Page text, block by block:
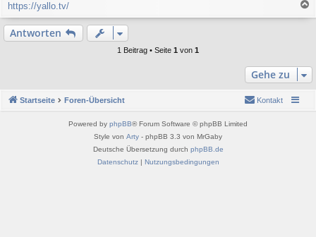
https://yallo.tv/
a
n
Antworten
1 Beitrag • Seite 1 von 1
Gehe zu
Startseite Foren-Übersicht Kontakt
Powered by phpBB® Forum Software © phpBB Limited
Style von Arty - phpBB 3.3 von MrGaby
Deutsche Übersetzung durch phpBB.de
Datenschutz| Nutzungsbedingungen